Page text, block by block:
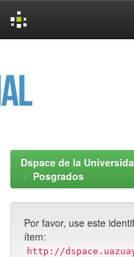
Dspace de la
Posgrados
Por favor, use este
ítem:
http://